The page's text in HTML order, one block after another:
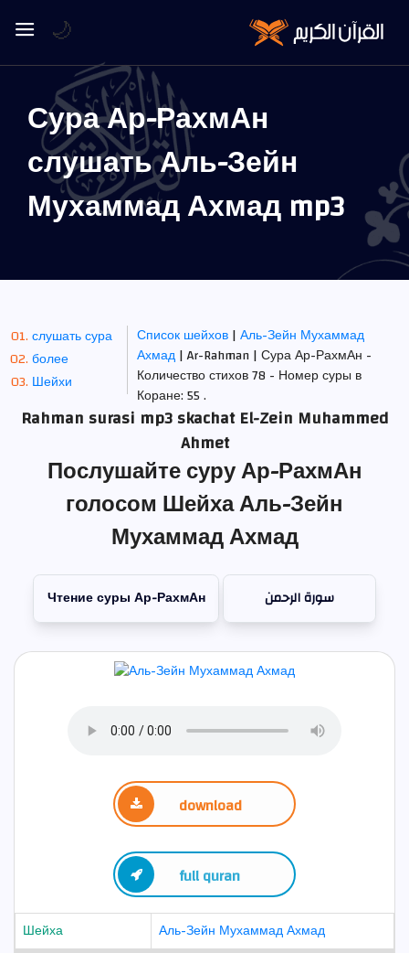
Сура Ар-РахмАн
слушать Аль-Зейн
Мухаммад Ахмад mp3
слушать сура
более
Шейхи
Список шейхов|Аль-Зейн Мухаммад
Ахмад| Ar-Rahman | Сура Ар-РахмАн -
Количество стихов 78 - Номер суры в
Коране: 55 .
Rahman surasi mp3 skachat El-Zein Muhammed
Ahmet
Послушайте суру Ар-РахмАн
голосом Шейха Аль-Зейн
Мухаммад Ахмад
Чтение суры Ар-РахмАн سورة الرحمن
download
full quran
Шейха
Аль-Зейн Мухаммад Ахмад
🌙